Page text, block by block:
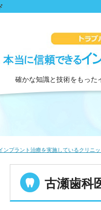
確かな知識と技術をもった
ンプラント治療を実施しているクリニ
古瀬歯科